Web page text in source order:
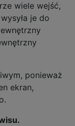
wiele wejść,
je do
ponieważ
ekran,